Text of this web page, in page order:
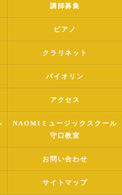
講師募集
ピアノ
クラリネット
バイオリン
アクセス
NAOMIミュージックスクール
守口教室
お問い合わせ
サイトマップ